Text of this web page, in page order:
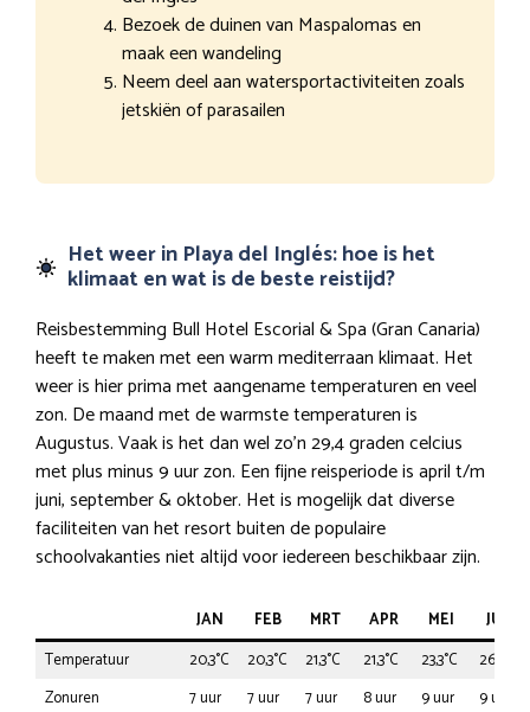
Bezoek de duinen van Maspalomas en
maak een wandeling
Neem deel aan watersportactiviteiten zoals
jetskiën of parasailen
Het weer in Playa del Inglés: hoe is het
klimaat en wat is de beste reistijd?
Reisbestemming Bull Hotel Escorial & Spa (Gran Canaria)
heeft te maken met een warm mediterraan klimaat. Het
weer is hier prima met aangename temperaturen en veel
zon. De maand met de warmste temperaturen is
Augustus. Vaak is het dan wel zo’n 29,4 graden celcius
met plus minus 9 uur zon. Een fijne reisperiode is april t/m
juni, september & oktober. Het is mogelijk dat diverse
faciliteiten van het resort buiten de populaire
schoolvakanties niet altijd voor iedereen beschikbaar zijn.
JAN FEB MRT APR MEI
JUN
Temperatuur
20,3°C 20,3°C 21,3°C 21,3°C 23,3°C
26,4°C
Zonuren
7 uur 7 uur 7 uur 8 uur 9 uur
9 uur